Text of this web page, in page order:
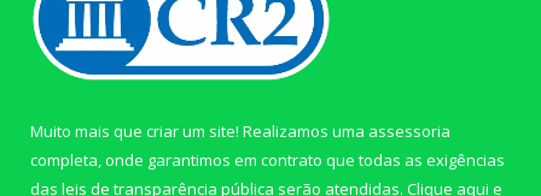
Muito mais que criar um site! Realizamos uma assessoria
completa, onde garantimos em contrato que todas as exigências
das leis de transparência pública serão atendidas. Clique aqui e